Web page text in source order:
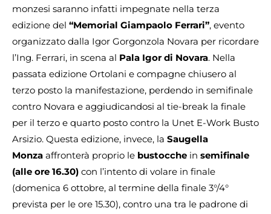
monzesi saranno infatti impegnate nella terza
edizione del “Memorial Giampaolo Ferrari”, evento
organizzato dalla Igor Gorgonzola Novara per ricordare
l’Ing. Ferrari, in scena al Pala Igor di Novara. Nella
passata edizione Ortolani e compagne chiusero al
terzo posto la manifestazione, perdendo in semifinale
contro Novara e aggiudicandosi al tie-break la finale
per il terzo e quarto posto contro la Unet E-Work Busto
Arsizio. Questa edizione, invece, la Saugella
Monza affronterà proprio le bustocche in semifinale
(alle ore 16.30) con l’intento di volare in finale
(domenica 6 ottobre, al termine della finale 3°/4°
prevista per le ore 15.30), contro una tra le padrone di